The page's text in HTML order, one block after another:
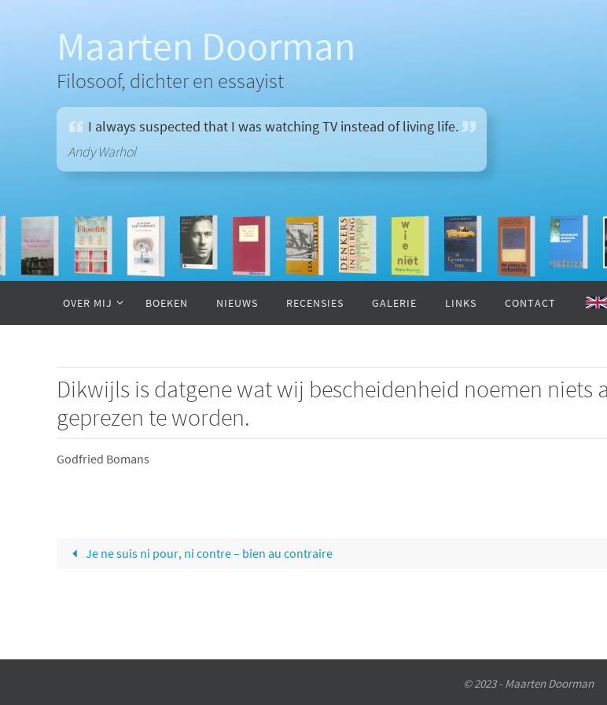
Maarten Doorman
Filosoof, dichter en essayist
I always suspected that I was watching TV instead of living life.
Andy Warhol
inhoud
OVER MIJ BOEKEN NIEUWS RECENSIES GALERIE LINKS CONTACT
Dikwijls is datgene wat wij bescheidenheid noemen
geprezen te worden.
Godfried Bomans
Je ne suis ni pour, ni contre – bien au contraire
© 2023 - Maarten Doorman